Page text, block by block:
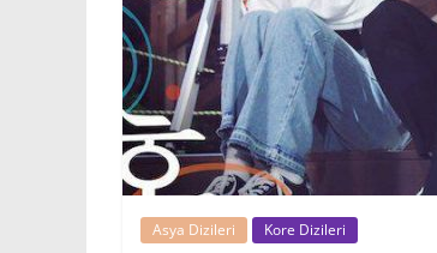
Asya Dizileri Kore Dizileri